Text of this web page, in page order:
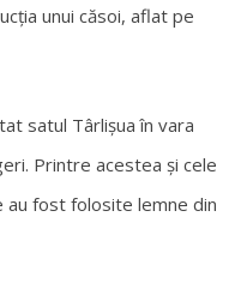
unui căsoi, aflat pe
satul Târlișua în vara
Printre acestea și cele
au fost folosite lemne din